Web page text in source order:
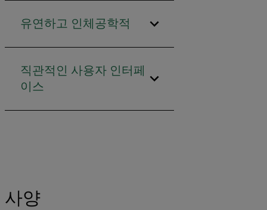
유연하고 인체공학적
직관적인 사용자 인터페
이스
사양